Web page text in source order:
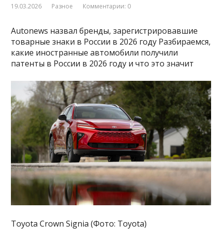
19.03.2026 Разное Комментарии: 0
Autonews назвал бренды, зарегистрировавшие
товарные знаки в России в 2026 году Разбираемся,
какие иностранные автомобили получили
патенты в России в 2026 году и что это значит
Toyota Crown Signia (Фото: Toyota)